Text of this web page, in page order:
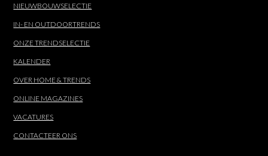
NIEUWBOUWSELECTIE
IN- EN OUTDOORTRENDS
ONZE TRENDSELECTIE
KALENDER
OVER HOME & TRENDS
ONLINE MAGAZINES
VACATURES
CONTACTEER ONS